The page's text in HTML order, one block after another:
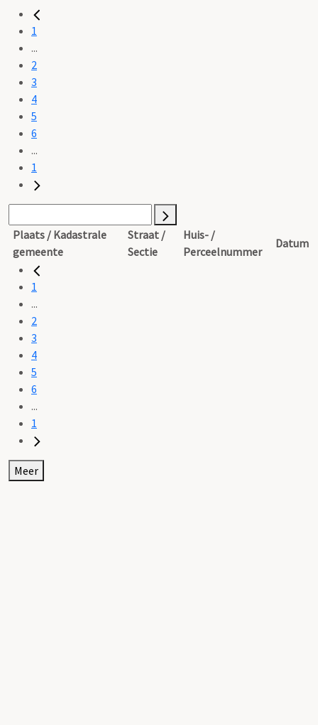
1
...
2
3
4
5
6
...
1
Plaats / Kadastrale
gemeente
Straat /
Sectie
Huis- /
Perceelnummer
Datum
1
...
2
3
4
5
6
...
1
Meer